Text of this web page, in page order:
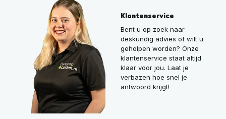
Klantenservice
Bent u op zoek naar
deskundig advies of wilt u
geholpen worden? Onze
klantenservice staat altijd
klaar voor jou. Laat je
verbazen hoe snel je
antwoord krijgt!